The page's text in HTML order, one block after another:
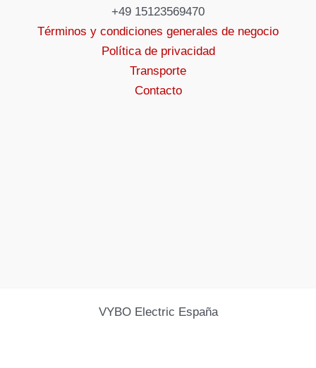
+49 15123569470
Términos y condiciones generales de negocio
Política de privacidad
Transporte
Contacto
VYBO Electric España